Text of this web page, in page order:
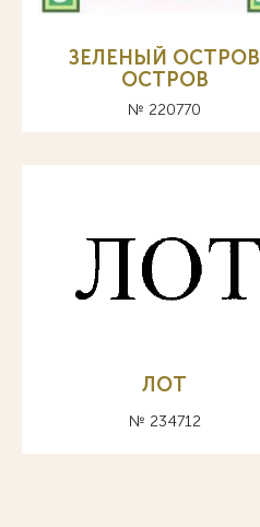
ЗЕЛЕНЫЙ ОСТРОВ
OCTPOB
№ 220770
ЛОТ
№ 234712